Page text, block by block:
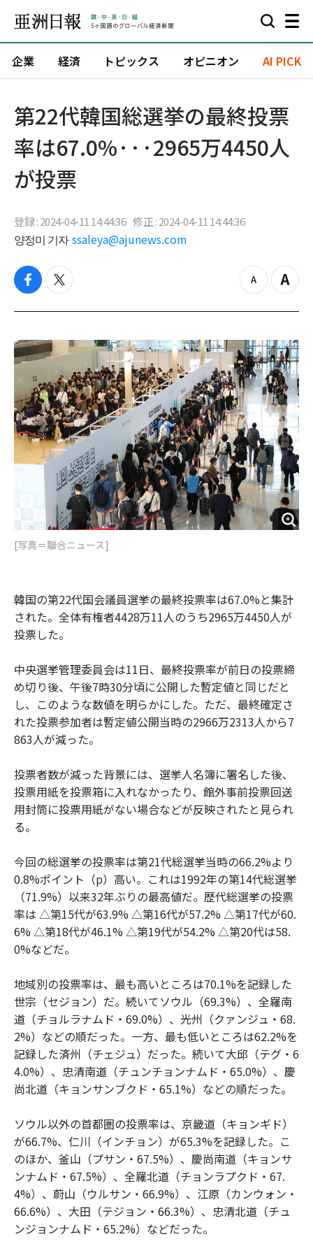
企業 経済 トピックス オピニオン AI PICK
第22代韓国総選挙の最終投票
率は67.0%···2965万4450人
が投票
登録 : 2024-04-11 14:44:36 修正 : 2024-04-11 14:44:36
양정미 기자 ssaleya@ajunews.com
f
c
b
o
o
t
i
t
e
z
o
o
u
t
Z
o
i
n
[写真＝聯合ニュース]
韓国の第22代国会議員選挙の最終投票率は67.0%と集計
された。全体有権者4428万11人のうち2965万4450人が
投票した。
中央選挙管理委員会は11日、最終投票率が前日の投票締
め切り後、午後7時30分頃に公開した暫定値と同じだと
し、このような数値を明らかにした。ただ、最終確定さ
れた投票参加者は暫定値公開当時の2966万2313人から7
863人が減った。
投票者数が減った背景には、選挙人名簿に署名した後、
投票用紙を投票箱に入れなかったり、館外事前投票回送
用封筒に投票用紙がない場合などが反映されたと見られ
る。
今回の総選挙の投票率は第21代総選挙当時の66.2%より
0.8%ポイント（p）高い。これは1992年の第14代総選挙
（71.9%）以来32年ぶりの最高値だ。歴代総選挙の投票
率は △第15代が63.9% △第16代が57.2% △第17代が60.
6% △第18代が46.1% △第19代が54.2% △第20代は58.
0%などだ。
地域別の投票率は、最も高いところは70.1%を記録した
世宗（セジョン）だ。続いてソウル（69.3%）、全羅南
道（チョルラナムド・69.0%）、光州（クァンジュ・68.
2%）などの順だった。一方、最も低いところは62.2%を
記録した済州（チェジュ）だった。続いて大邱（テグ・6
4.0%）、忠清南道（チュンチョンナムド・65.0%）、慶
尚北道（キョンサンブクド・65.1%）などの順だった。
ソウル以外の首都圏の投票率は、京畿道（キョンギド）
が66.7%、仁川（インチョン）が65.3%を記録した。こ
のほか、釜山（プサン・67.5%）、慶尚南道（キョンサ
ンナムド・67.5%）、全羅北道（チョンラプクド・67.
4%）、蔚山（ウルサン・66.9%）、江原（カンウォン・
66.6%）、大田（テジョン・66.3%）、忠清北道（チュ
ンジョンナムド・65.2%）などだった。